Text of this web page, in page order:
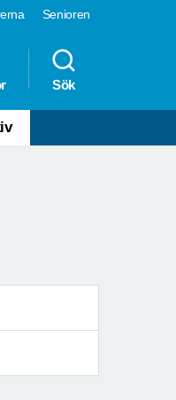
Senioren
Sök